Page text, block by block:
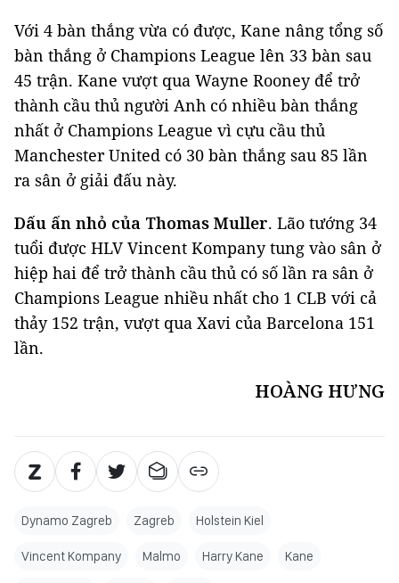
Với 4 bàn thắng vừa có được, Kane nâng tổng số
bàn thắng ở Champions League lên 33 bàn sau
45 trận. Kane vượt qua Wayne Rooney để trở
thành cầu thủ người Anh có nhiều bàn thắng
nhất ở Champions League vì cựu cầu thủ
Manchester United có 30 bàn thắng sau 85 lần
ra sân ở giải đấu này.
Dấu ấn nhỏ của Thomas Muller. Lão tướng 34
tuổi được HLV Vincent Kompany tung vào sân ở
hiệp hai để trở thành cầu thủ có số lần ra sân ở
Champions League nhiều nhất cho 1 CLB với cả
thảy 152 trận, vượt qua Xavi của Barcelona 151
lần.
HOÀNG HƯNG
Dynamo Zagreb Zagreb Holstein Kiel
Vincent Kompany Malmo Harry Kane Kane